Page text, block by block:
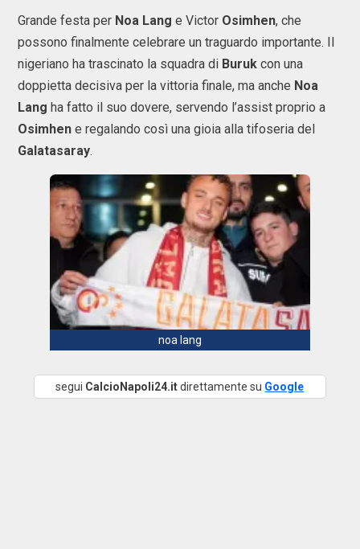
Grande festa per Noa Lang e Victor Osimhen, che
possono finalmente celebrare un traguardo importante. Il
nigeriano ha trascinato la squadra di Buruk con una
doppietta decisiva per la vittoria finale, ma anche Noa
Lang ha fatto il suo dovere, servendo l’assist proprio a
Osimhen e regalando così una gioia alla tifoseria del
Galatasaray.
noa lang
segui CalcioNapoli24.itdirettamente su Google